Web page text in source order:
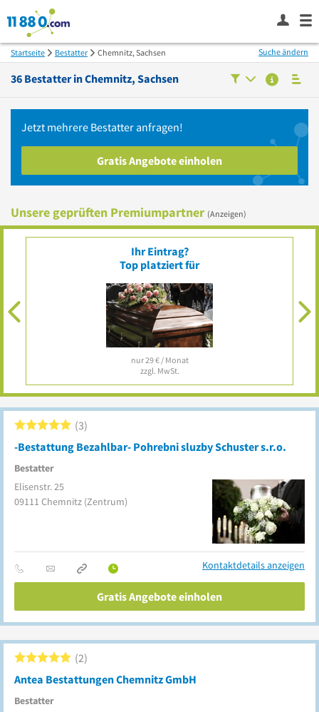
Startseite Bestatter Chemnitz, Sachsen
36 Bestatter inChemnitz, Sachsen
Suche ändern
Jetzt mehrere Bestatter anfragen!
Gratis Angebote einholen
Unsere geprüften Premiumpartner (Anzeigen)
PONTURA - Die Bestattung
Bernsdorfer Str. 89
09126Chemnitz
-Bestattung Bezahlbar- Pohrebni sluzby Schuster s.r.o.
Bestatter
3
Elisenstr. 25
09111 Chemnitz (Zentrum)
Kontaktdetails anzeigen
Gratis Angebote einholen
Antea Bestattungen Chemnitz GmbH
Bestatter
2